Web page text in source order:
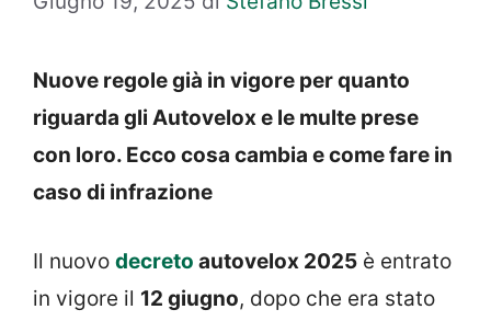
Nuove regole già in vigore per quanto
riguarda gli Autovelox e le multe prese
con loro. Ecco cosa cambia e come fare in
caso di infrazione
Il nuovo decreto autovelox 2025 è entrato
in vigore il 12 giugno, dopo che era stato